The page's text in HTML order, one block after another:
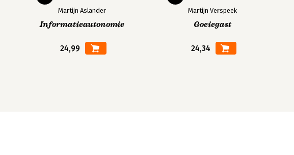
Martijn Aslander
Informatieautonomie
24,99
Martijn Verspeek
Goeiegast
24,34